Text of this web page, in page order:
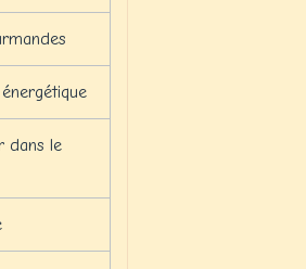
dans le